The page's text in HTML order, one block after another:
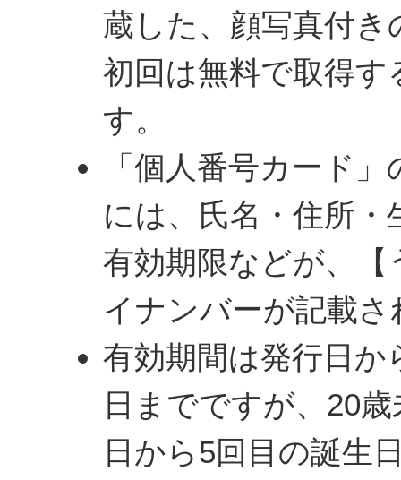
蔵した、顔写真付き
初回は無料で取得
す。
「個人番号カード
には、氏名・住所・
有効期限などが、【
イナンバーが記載
有効期間は発行日か
日までですが、20
日から5回目の誕生